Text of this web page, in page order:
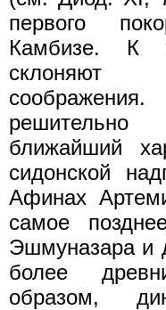
первого
Камбизе. К
склоняют
ближайший
сидонской
Афинах
самое
Эшмуназара и
более
образом,